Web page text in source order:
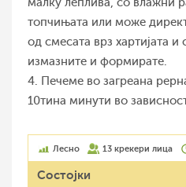
малку леплива, со влажни
топчињата или може
од смесата врз хартијата и
измазните и формирате.
4. Печеме во загреана
10тина минути во
Лесно 13 крекери лица
Состојки